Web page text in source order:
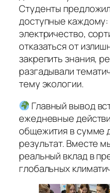
Студенты
доступные
электричество,
отказаться от
закрепить знания,
разгадывали
тему экологии.
Главный вывод
ежедневные
общежития в сумме
результат. Вместе
реальный вклад в
глобальных